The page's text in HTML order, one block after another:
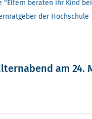
"Eltern beraten ihr Kind
der Hochschule
am 24.